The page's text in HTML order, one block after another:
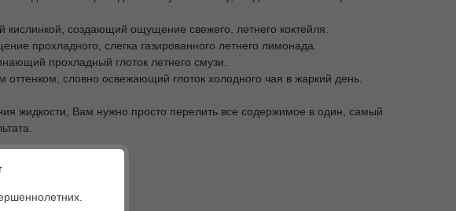
создающий ощущение свежего, летнего коктейля.
прохладного, слегка газированного летнего лимонада.
прохладный глоток летнего смузи.
словно освежающий глоток холодного чая в жаркий день.
жидкости, Вам нужно просто перелить все содержимое в один, самый